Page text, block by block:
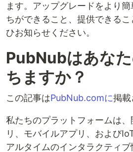
ます。アップグレードをより
ちができること、提供できる
ひお知らせください。
PubNubはあな
ちますか？
この記事はPubNub.comに掲載
私たちのプラットフォームは
リ、モバイルアプリ、および
アルタイムのインタラクティ